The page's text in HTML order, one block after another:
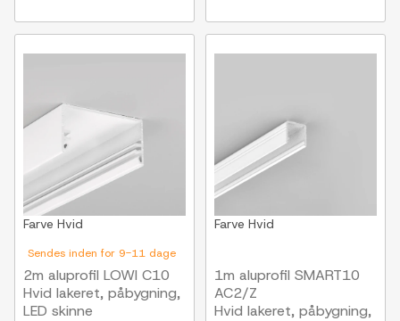
Sendes inden for 9-11 dage
Farve Hvid
2m aluprofil LOWI C10
Hvid lakeret, påbygning,
LED skinne
Farve Hvid
1m aluprofil SMART10
AC2/Z
Hvid lakeret, påbygning,